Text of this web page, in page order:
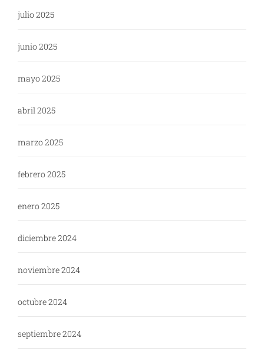
julio 2025
junio 2025
mayo 2025
abril 2025
marzo 2025
febrero 2025
enero 2025
diciembre 2024
noviembre 2024
octubre 2024
septiembre 2024